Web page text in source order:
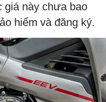
giá này chưa bao
hiểm và đăng ký.